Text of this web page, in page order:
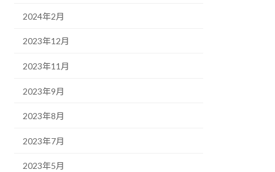
2024年2月
2023年12月
2023年11月
2023年9月
2023年8月
2023年7月
2023年5月